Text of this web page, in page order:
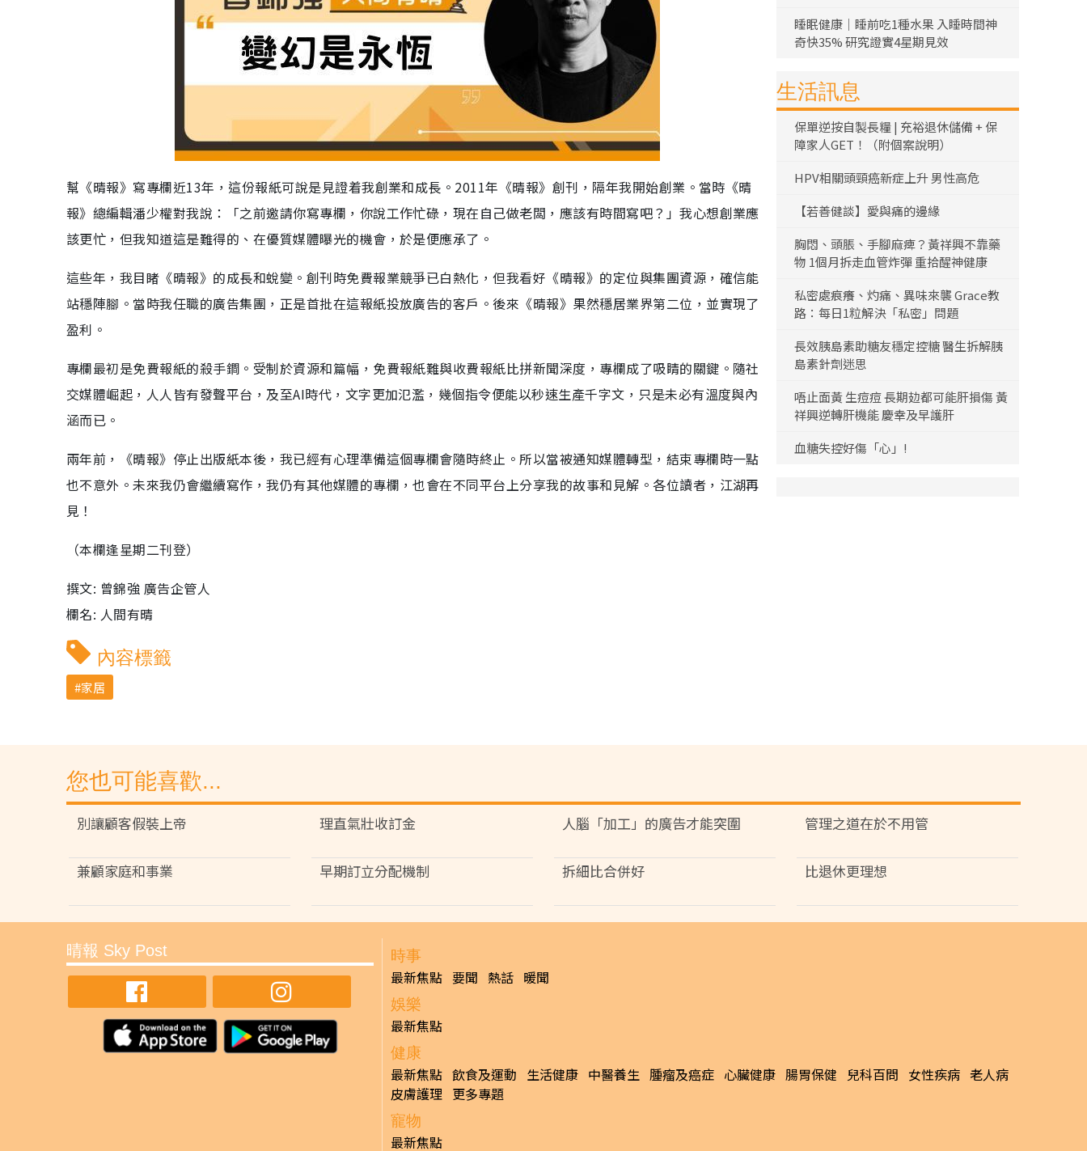
幫《晴報》寫專欄近13年，這份報紙可說是見證着我創業和成長。2011年《晴報》創刊，隔年我開始創業。當時《晴
報》總編輯潘少權對我說：「之前邀請你寫專欄，你說工作忙碌，現在自己做老闆，應該有時間寫吧？」我心想創業應
該更忙，但我知道這是難得的、在優質媒體曝光的機會，於是便應承了。
這些年，我目睹《晴報》的成長和蛻變。創刊時免費報業競爭已白熱化，但我看好《晴報》的定位與集團資源，確信能
站穩陣腳。當時我任職的廣告集團，正是首批在這報紙投放廣告的客戶。後來《晴報》果然穩居業界第二位，並實現了
盈利。
專欄最初是免費報紙的殺手鐧。受制於資源和篇幅，免費報紙難與收費報紙比拼新聞深度，專欄成了吸睛的關鍵。隨社
交媒體崛起，人人皆有發聲平台，及至AI時代，文字更加氾濫，幾個指令便能以秒速生產千字文，只是未必有溫度與內
涵而已。
兩年前，《晴報》停止出版紙本後，我已經有心理準備這個專欄會隨時終止。所以當被通知媒體轉型，結束專欄時一點
也不意外。未來我仍會繼續寫作，我仍有其他媒體的專欄，也會在不同平台上分享我的故事和見解。各位讀者，江湖再
見！
（本欄逢星期二刊登）
撰文: 曾錦強 廣告企管人
欄名: 人間有晴
內容標籤
家居
睡眠健康｜睡前吃1種水果 入睡時間神
奇快35% 研究證實4星期見效
生活訊息
保單逆按自製長糧 | 充裕退休儲備 + 保
障家人GET！（附個案說明）
HPV相關頭頸癌新症上升 男性高危
【若善健談】愛與痛的邊緣
胸悶、頭脹、手腳麻痺？黃祥興不靠藥
物 1個月拆走血管炸彈 重拾醒神健康
私密處痕癢、灼痛、異味來襲 Grace教
路：每日1粒解決「私密」問題
長效胰島素助糖友穩定控糖 醫生拆解胰
島素針劑迷思
唔止面黃 生痘痘 長期攰都可能肝損傷 黃
祥興逆轉肝機能 慶幸及早護肝
血糖失控好傷「心」!
您也可能喜歡...
別讓顧客假裝上帝 理直氣壯收訂金 人腦「加工」的廣告才能突圍 管理之道在於不用管
兼顧家庭和事業 早期訂立分配機制 拆細比合併好 比退休更理想
晴報 Sky Post 時事
最新焦點 要聞 熱話 暖聞
娛樂
最新焦點
健康
最新焦點 飲食及運動 生活健康 中醫養生 腫瘤及癌症 心臟健康 腸胃保健 兒科百問 女性疾病 老人病
皮膚護理 更多專題
寵物
最新焦點